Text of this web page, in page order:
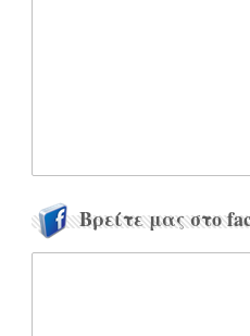
Βρείτε μας στο